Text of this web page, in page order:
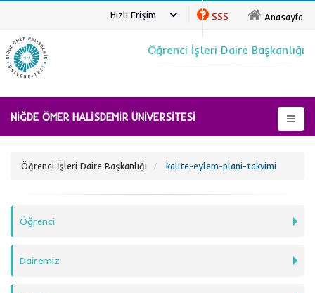
Anasayfa
SSS
Hızlı Erişim
NİĞDE ÖMER HALİSDEMİR ÜNİVERSİTESİ
Öğrenci İşleri Daire Başkanlığı
Öğrenci İşleri Daire Başkanlığı kalite-eylem-plani-takvimi
Öğrenci
Dairemiz